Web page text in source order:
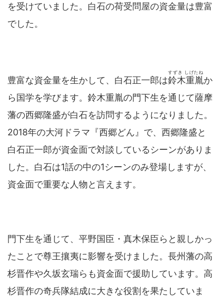
を受けていました。白石の荷受問屋の資金量は豊富
でした。
豊富な資金量を生かして、白石正一郎は鈴木重胤
すずき しげたね
か
ら国学を学びます。鈴木重胤の門下生を通じて薩摩
藩の西郷隆盛が白石を訪問するようになりました。
2018年の大河ドラマ『西郷どん』で、西郷隆盛と
白石正一郎が資金面で対談しているシーンがありま
した。白石は1話の中の1シーンのみ登場しますが、
資金面で重要な人物と言えます。
門下生を通じて、平野国臣・真木保臣らと親しかっ
たことで尊王攘夷に影響を受けました。長州藩の高
杉晋作や久坂玄瑞らも資金面で援助しています。高
杉晋作の奇兵隊結成に大きな役割を果たしていま